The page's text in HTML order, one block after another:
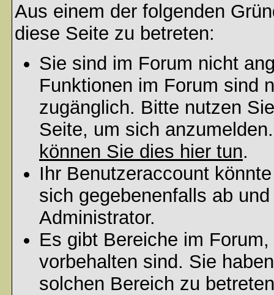
Aus einem der folgenden
diese Seite zu betreten:
Sie sind im Forum nicht
Funktionen im Forum sind
zugänglich. Bitte nutzen
Seite, um sich
können Sie dies hier tun.
Ihr Benutzeraccount
sich gegebenenfalls ab
Administrator.
Es gibt Bereiche im
vorbehalten sind. Sie
solchen Bereich zu